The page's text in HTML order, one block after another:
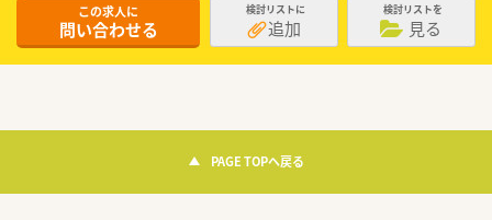
この求人に
問い合わせる
検討リストに
追加
検討リストを
見る
PAGE TOPへ戻る